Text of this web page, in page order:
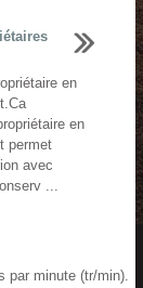
en
en
permet
avec
...
par minute (tr/min).